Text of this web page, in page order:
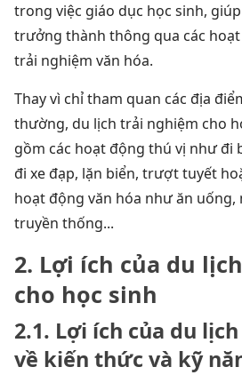
trong việc giáo dục học sinh,
trưởng thành thông qua các
trải nghiệm văn hóa.
Thay vì chỉ tham quan các địa
thường, du lịch trải nghiệm cho
gồm các hoạt động thú vị như đi
đi xe đạp, lặn biển, trượt tuyết
hoạt động văn hóa như ăn
truyền thống...
2. Lợi ích của du
cho học sinh
2.1. Lợi ích của du
về kiến thức và kỹ